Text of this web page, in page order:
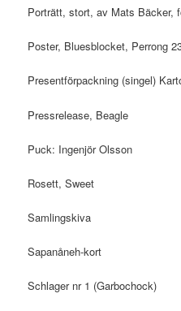
Porträtt, stort, av Mats Bäcker,
Poster, Bluesblocket, Perrong
Presentförpackning (singel)
Pressrelease, Beagle
Puck: Ingenjör Olsson
Rosett, Sweet
Samlingskiva
Sapanåneh-kort
Schlager nr 1 (Garbochock)